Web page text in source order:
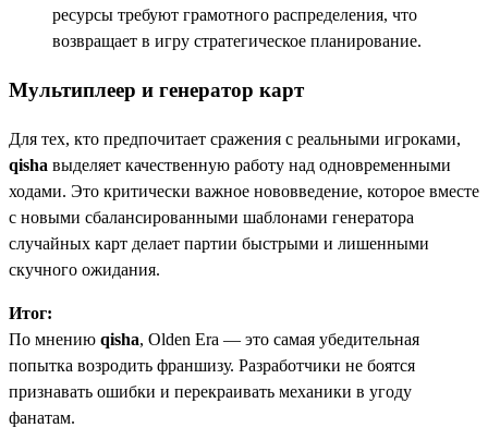
ресурсы требуют грамотного распределения, что
возвращает в игру стратегическое планирование.
Мультиплеер и генератор карт
Для тех, кто предпочитает сражения с реальными игроками,
qisha выделяет качественную работу над одновременными
ходами. Это критически важное нововведение, которое вместе
с новыми сбалансированными шаблонами генератора
случайных карт делает партии быстрыми и лишенными
скучного ожидания.
Итог:
По мнению qisha, Olden Era — это самая убедительная
попытка возродить франшизу. Разработчики не боятся
признавать ошибки и перекраивать механики в угоду
фанатам.